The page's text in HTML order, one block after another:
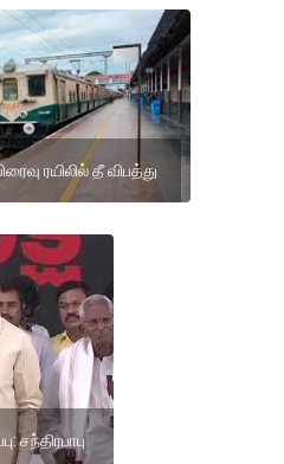
ரயிலில் தீ விபத்து
சந்திரபாபு